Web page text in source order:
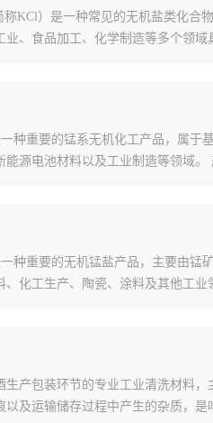
称KCl）是一种常见的无机盐类化
业、食品加工、化学制造等多个领
一种重要的锰系无机化工产品，属
能源电池材料以及工业制造等领域
一种重要的无机锰盐产品，主要由
、化工生产、陶瓷、涂料及其他工
生产包装环节的专业工业清洗材料
以及运输储存过程中产生的杂质，